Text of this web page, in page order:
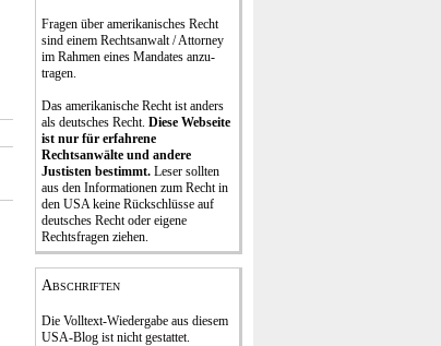
Fragen über amerika­ni­sches Recht
sind einem Rechts­an­walt / Attorney
im Rahmen eines Mandates an­zu­
tragen.
Das amerikanische Recht ist anders
als deutsches Recht. Diese Webseite
ist nur für erfahrene
Rechtsanwälte und andere
Justisten be­stimmt. Leser sollten
aus den In­formationen zum Recht in
den USA keine Rückschlüsse auf
deutsches Recht oder eigene
Rechtsfragen ziehen.
Abschriften
Die Volltext-Wiedergabe aus diesem
USA-Blog ist nicht gestattet.